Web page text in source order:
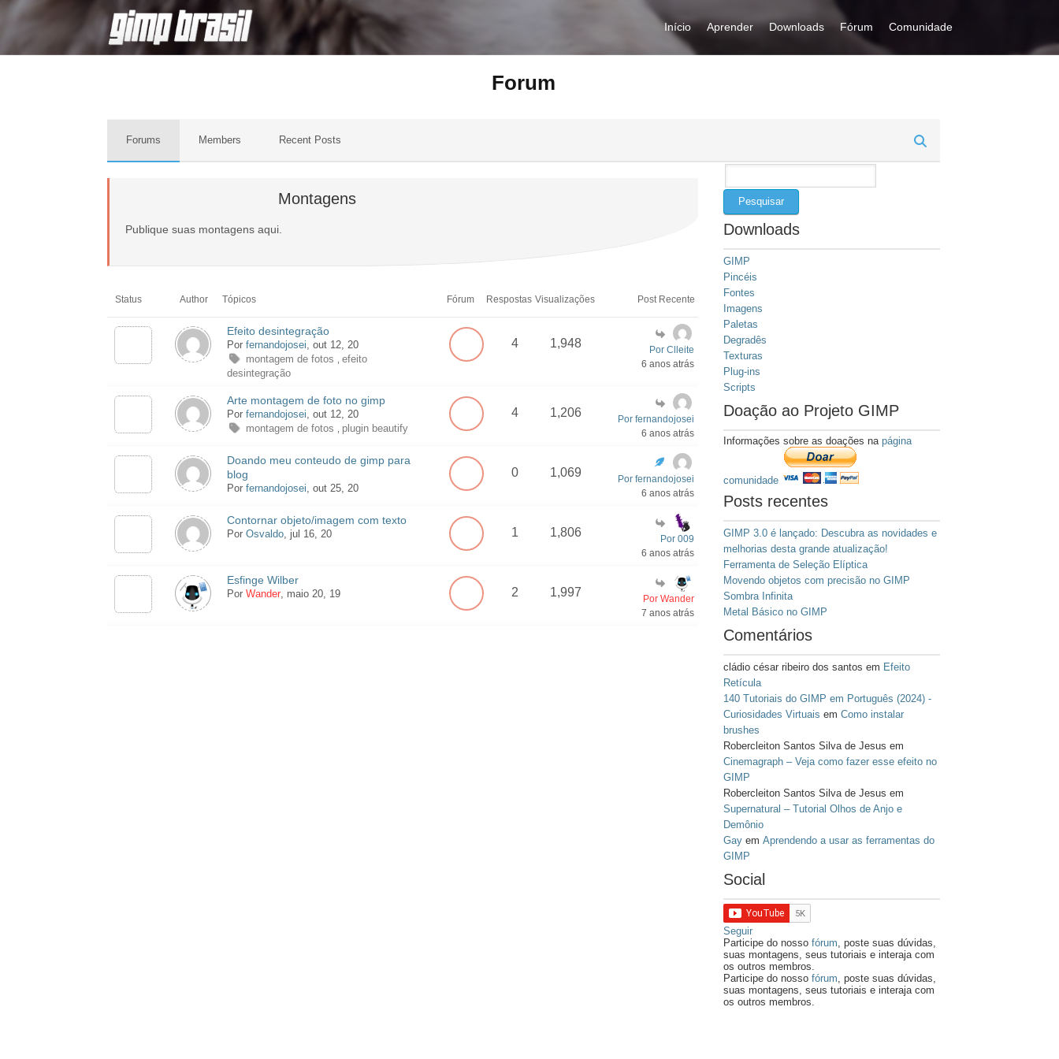
Início Aprender Downloads Fórum Comunidade
Forum
Forums Members Recent Posts
Montagens
Publique suas montagens aqui.
Status Author Tópicos Fórum Respostas Visualizações Post Recente
Efeito desintegração
Por fernandojosei, out 12, 20
montagem de fotos
efeito
desintegração
4 1,948
Por Clleite
6 anos atrás
Arte montagem de foto no gimp
Por fernandojosei, out 12, 20
montagem de fotos
plugin beautify
4 1,206
Por fernandojosei
6 anos atrás
Doando meu conteudo de gimp para
blog
Por fernandojosei, out 25, 20
0 1,069
Por fernandojosei
6 anos atrás
Contornar objeto/imagem com texto
Por Osvaldo, jul 16, 20 1 1,806
Por 009
6 anos atrás
Esfinge Wilber
Por Wander, maio 20, 19 2 1,997
Por Wander
7 anos atrás
Pesquisar
Downloads
GIMP
Pincéis
Fontes
Imagens
Paletas
Degradês
Texturas
Plug-ins
Scripts
Doação ao Projeto GIMP
Informações sobre as doações na página
comunidade
Posts recentes
GIMP 3.0 é lançado: Descubra as novidades e
melhorias desta grande atualização!
Ferramenta de Seleção Elíptica
Movendo objetos com precisão no GIMP
Sombra Infinita
Metal Básico no GIMP
Comentários
cládio césar ribeiro dos santos em Efeito
Retícula
140 Tutoriais do GIMP em Português (2024) -
Curiosidades Virtuais em Como instalar
brushes
Robercleiton Santos Silva de Jesus em
Cinemagraph – Veja como fazer esse efeito no
GIMP
Robercleiton Santos Silva de Jesus em
Supernatural – Tutorial Olhos de Anjo e
Demônio
Gayem Aprendendo a usar as ferramentas do
GIMP
Social
Seguir
Participe do nosso fórum, poste suas dúvidas,
suas montagens, seus tutoriais e interaja com
os outros membros.
Participe do nosso fórum, poste suas dúvidas,
suas montagens, seus tutoriais e interaja com
os outros membros.